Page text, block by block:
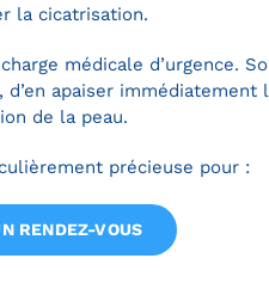
la cicatrisation.
médicale d’urgence.
apaiser
de la peau.
précieuse pour :
RENDEZ-VOUS